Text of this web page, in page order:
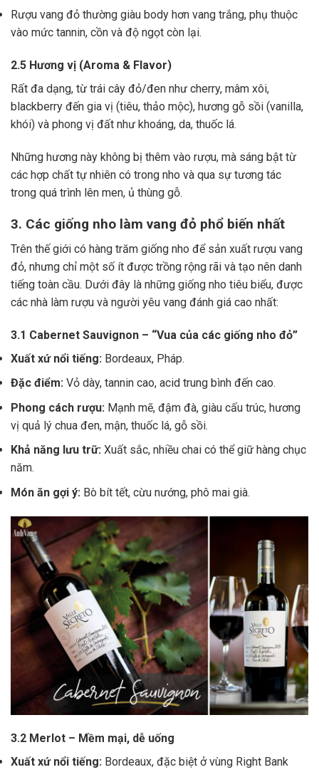
Rượu vang đỏ thường giàu body hơn vang trắng, phụ thuộc
vào mức tannin, cồn và độ ngọt còn lại.
2.5 Hương vị (Aroma & Flavor)
Rất đa dạng, từ trái cây đỏ/đen như cherry, mâm xôi,
blackberry đến gia vị (tiêu, thảo mộc), hương gỗ sồi (vanilla,
khói) và phong vị đất như khoáng, da, thuốc lá.
Những hương này không bị thêm vào rượu, mà sáng bật từ
các hợp chất tự nhiên có trong nho và qua sự tương tác
trong quá trình lên men, ủ thùng gỗ.
3. Các giống nho làm vang đỏ phổ biến nhất
Trên thế giới có hàng trăm giống nho để sản xuất rượu vang
đỏ, nhưng chỉ một số ít được trồng rộng rãi và tạo nên danh
tiếng toàn cầu. Dưới đây là những giống nho tiêu biểu, được
các nhà làm rượu và người yêu vang đánh giá cao nhất:
3.1 Cabernet Sauvignon – “Vua của các giống nho đỏ”
Xuất xứ nổi tiếng: Bordeaux, Pháp.
Đặc điểm: Vỏ dày, tannin cao, acid trung bình đến cao.
Phong cách rượu: Mạnh mẽ, đậm đà, giàu cấu trúc, hương
vị quả lý chua đen, mận, thuốc lá, gỗ sồi.
Khả năng lưu trữ: Xuất sắc, nhiều chai có thể giữ hàng chục
năm.
Món ăn gợi ý: Bò bít tết, cừu nướng, phô mai già.
3.2 Merlot – Mềm mại, dễ uống
Xuất xứ nổi tiếng: Bordeaux, đặc biệt ở vùng Right Bank